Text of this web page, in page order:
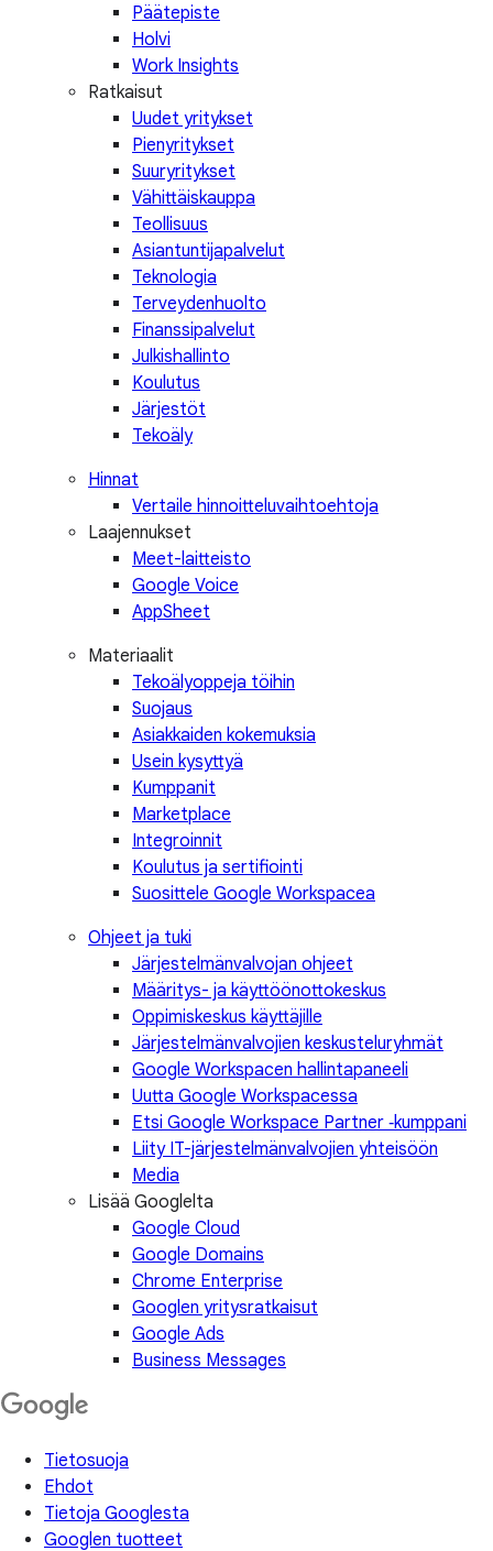
Päätepiste
Holvi
Work Insights
Ratkaisut
Uudet yritykset
Pienyritykset
Suuryritykset
Vähittäiskauppa
Teollisuus
Asiantuntijapalvelut
Teknologia
Terveydenhuolto
Finanssipalvelut
Julkishallinto
Koulutus
Järjestöt
Tekoäly
Hinnat
Vertaile hinnoitteluvaihtoehtoja
Laajennukset
Meet-laitteisto
Google Voice
AppSheet
Materiaalit
Tekoälyoppeja töihin
Suojaus
Asiakkaiden kokemuksia
Usein kysyttyä
Kumppanit
Marketplace
Integroinnit
Koulutus ja sertifiointi
Suosittele Google Workspacea
Ohjeet ja tuki
Järjestelmänvalvojan ohjeet
Määritys- ja käyttöönottokeskus
Oppimiskeskus käyttäjille
Järjestelmänvalvojien keskusteluryhmät
Google Workspacen hallintapaneeli
Uutta Google Workspacessa
Etsi Google Workspace Partner ‑kumppani
Liity IT-järjestelmänvalvojien yhteisöön
Media
Lisää Googlelta
Google Cloud
Google Domains
Chrome Enterprise
Googlen yritysratkaisut
Google Ads
Business Messages
Tietosuoja
Ehdot
Tietoja Googlesta
Googlen tuotteet